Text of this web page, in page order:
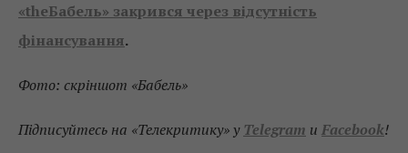
«theБабель» закрився через відсутність
фінансування.
Фото: скріншот «Бабель»
Підписуйтесь на «Телекритику» у Telegram и Facebook!